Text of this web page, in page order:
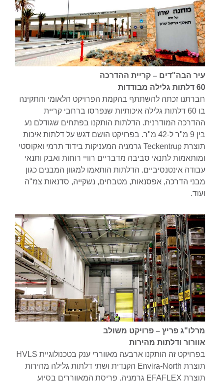
עיר הבה"דים – קריית ההדרכה
60 דלתות גלילה מבודדות
חברתנו זכתה להשתתף בהקמת הפרויקט הלאומי והתקינה
בו 60 דלתות גלילה איכותיות שנפרסו ברחבי קריית
ההדרכה המודרנית. הדלתות הותקנו בפתחים שגודלם נע
בין 9 מ"ר ל-42 מ"ר. בפרויקט הושם דגש על דלתות איכות
תוצרת Teckentrup גרמניה המעניקות בידוד תרמי ואקוסטי
ומותאמות לתנאי סביבה מדבריים רוויי רוחות ואבק ותנאי
עבודה אינטנסיביים. הדלתות הותאמו למגוון המבנים כגון
מבני הדרכה, אפסנאות, מטבחים, נשקייה, סדנאות צמ"ה
ועוד.
מרלו"ג פריץ – פרויקט משולב
אוורור ודלתות מהירות
בפרויקט זה הותקנו ארבעה מאווררי ענק בטכנולוגיית HVLS
תוצרת Envira-North הקנדית ושתי דלתות גלילה מהירות
תוצרת EFAFLEX גרמניה. פריסת המאווררים בסיוע